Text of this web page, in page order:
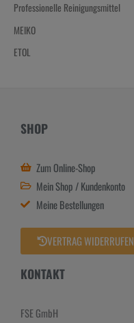
Professionelle Reinigungsmittel
MEIKO
ETOL
SHOP
Zum Online-Shop
Mein Shop / Kundenkonto
Meine Bestellungen
VERTRAG WIDERRUFEN
KONTAKT
FSE GmbH